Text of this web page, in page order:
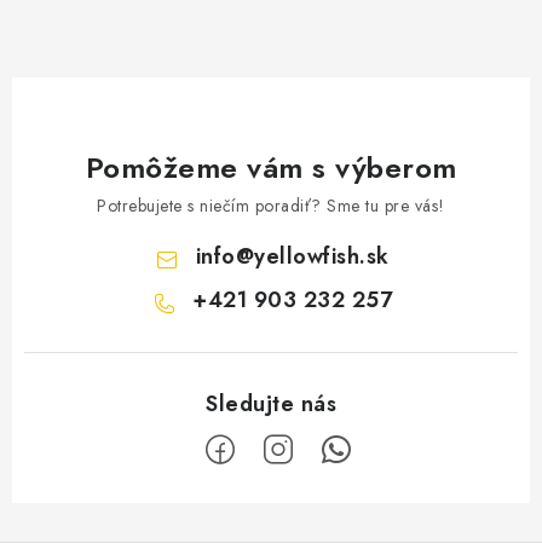
Pomôžeme vám s výberom
Potrebujete s niečím poradiť? Sme tu pre vás!
info@yellowfish.sk
+421 903 232 257